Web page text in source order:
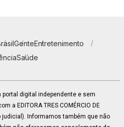
GenteEntretenimento
Saúde
portal digital independente e sem
a EDITORA TRES COMÉRCIO DE
judicial). Informamos também que não